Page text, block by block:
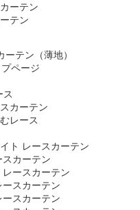
ーテン
テン
ーテン（薄地）
ページ
ス
カーテン
レース
ト レースカーテン
カーテン
ースカーテン
スカーテン
スカーテン